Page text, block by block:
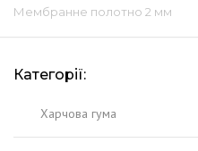
Мембранне полотно 2 мм
Категорії:
Харчова гума